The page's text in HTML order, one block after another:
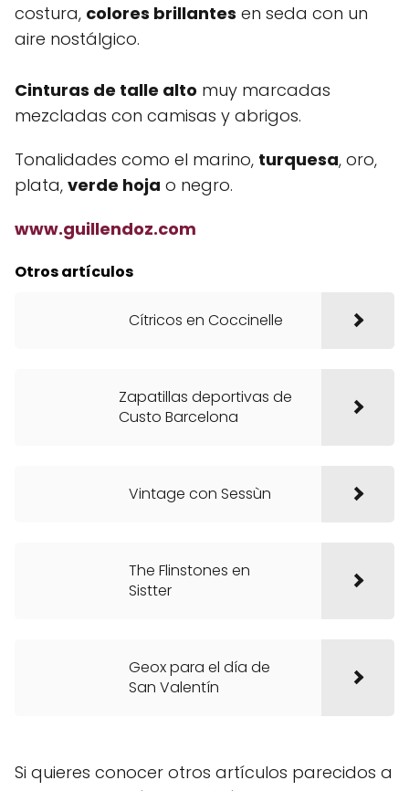
costura, colores brillantes en seda con un
aire nostálgico.
Cinturas de talle alto muy marcadas
mezcladas con camisas y abrigos.
Tonalidades como el marino, turquesa, oro,
plata, verde hoja o negro.
www.guillendoz.com
Otros artículos
Cítricos en Coccinelle
Zapatillas deportivas de
Custo Barcelona
Vintage con Sessùn
The Flinstones en
Sistter
Geox para el día de
San Valentín
Si quieres conocer otros artículos parecidos a